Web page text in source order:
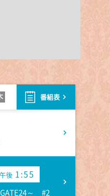
番組表
～ 今日はハム
変身
午後 1:55
～ #2